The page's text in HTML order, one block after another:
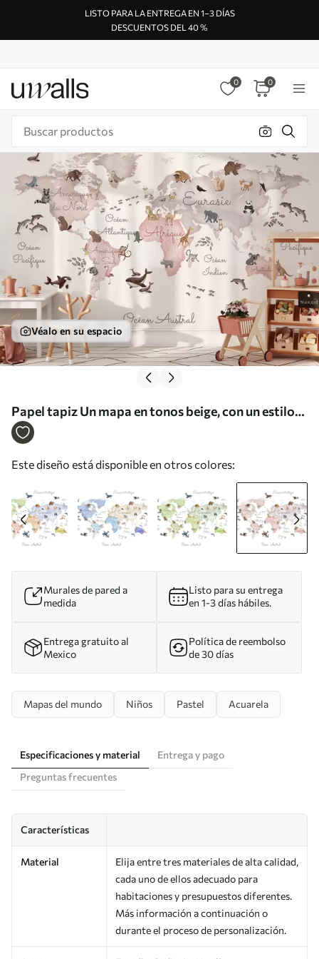
LISTO PARA LA ENTREGA EN 1–3 DÍAS
DESCUENTOS DEL 40 %
0 0
Véalo en su espacio
Papel tapiz Un mapa en tonos beige, con un estilo
de acuarela, en el que aparecen animales. Rótulos en
Este diseño está disponible en otros colores:
Murales de pared a
medida
Listo para su entrega
en 1-3 días hábiles.
Entrega gratuito al
Mexico
Política de reembolso
de 30 días
Mapas del mundo Niños Pastel Acuarela
Especificaciones y material
Entrega y pago
Preguntas frecuentes
Características
Material
Elija entre tres materiales de alta calidad,
cada uno de ellos adecuado para
habitaciones y presupuestos diferentes.
Más información a continuación o
durante el proceso de personalización.